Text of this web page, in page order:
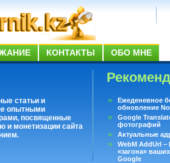
КОНТАКТЫ ОБО МНЕ
статьи и
опытными
посвященные
и монетизации сайта
Ежеденевное
обновление
Google
фотографий
Актуальные
WebM AddUrl
«загона»
Google